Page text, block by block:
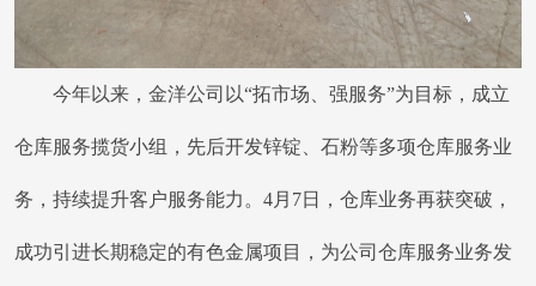
今年以来，金洋公司以“拓市场、强服务”为目标，成立
仓库服务揽货小组，先后开发锌锭、石粉等多项仓库服务业
务，持续提升客户服务能力。4月7日，仓库业务再获突破，
成功引进长期稳定的有色金属项目，为公司仓库服务业务发